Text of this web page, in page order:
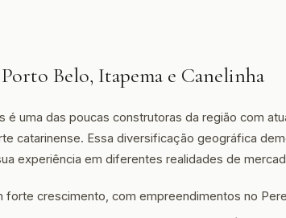
Belo, Itapema e Canelinha
é uma das poucas construtoras da região com
catarinense. Essa diversificação geográfica
experiência em diferentes realidades de
forte crescimento, com empreendimentos no